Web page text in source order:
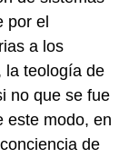
por el
a los
la teología de
no que se fue
este modo, en
de